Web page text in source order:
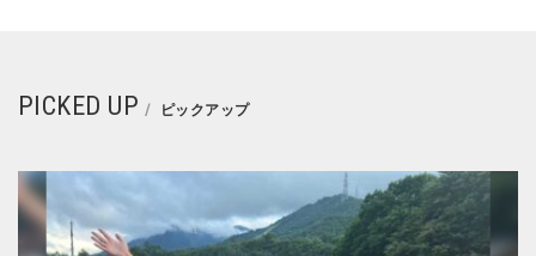
PICKED UP ピックアップ